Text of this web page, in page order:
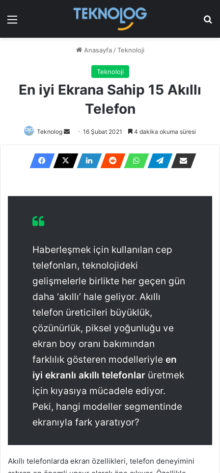
Menü
Anasayfa / Teknoloji
Teknoloji
En iyi Ekrana Sahip 15 Akıllı
Telefon
Teknolog
Bir
e-
posta
göndermek
16 Şubat 2021 4 dakika okuma süresi
Haberleşmek için kullanılan cep
telefonları, teknolojideki
gelişmelerle birlikte her geçen gün
daha ‘akıllı’ hale geliyor. Akıllı
telefon üreticileri büyüklük,
çözünürlük, piksel yoğunluğu ve
ekran boy oranı bakımından
farklılık gösteren modelleriyle en
iyi ekranlı akıllı telefonlar üretmek
için kıyasıya mücadele ediyor.
Peki, hangi modeller segmentinde
ekranıyla fark yaratıyor?
Akıllı telefonlarda ekran özellikleri, telefon deneyimini